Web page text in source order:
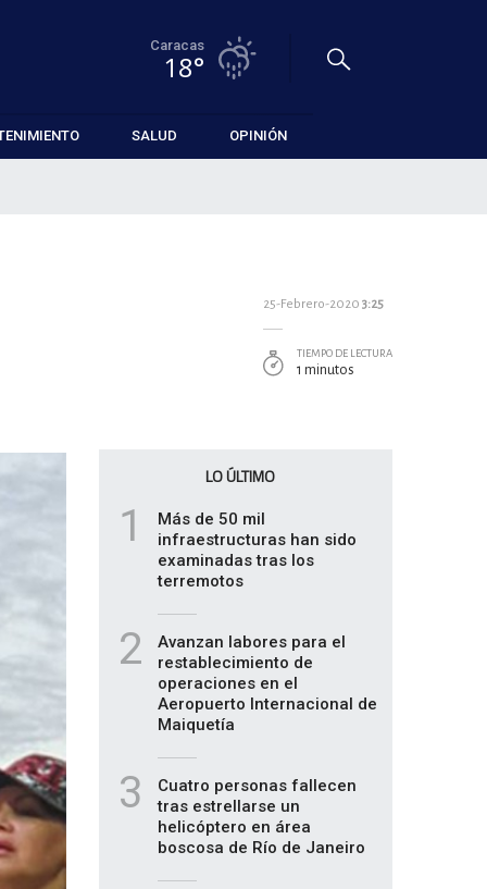
Caracas
18°
SALUD OPINIÓN
25-Febrero-2020 3:25
TIEMPO DE LECTURA
1 minutos
LO ÚLTIMO
1
Más de 50 mil
infraestructuras han sido
examinadas tras los
terremotos
2
Avanzan labores para el
restablecimiento de
operaciones en el
Aeropuerto Internacional de
Maiquetía
3
Cuatro personas fallecen
tras estrellarse un
helicóptero en área
boscosa de Río de Janeiro